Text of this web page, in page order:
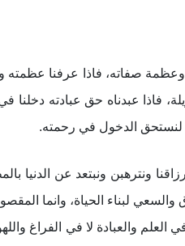
صفاته، فاذا عرفنا عظمته
فاذا عبدناه حق عبادته
لنستحق الدخول في رحمته.
ونترهبن ونبتعد عن الدنيا
لبناء الحياة، وانما المقصود
العلم والعبادة لا في الفراغ